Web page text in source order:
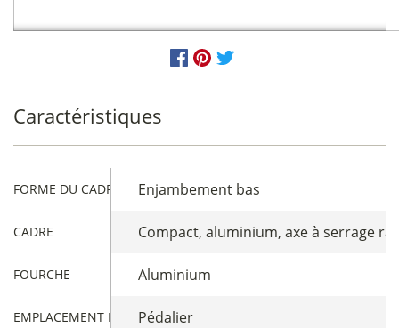
Caractéristiques
FORME DU CADRE Enjambement bas
CADRE Compact, aluminium, axe à serrage
FOURCHE Aluminium
EMPLACEMENT MOTEURPédalier